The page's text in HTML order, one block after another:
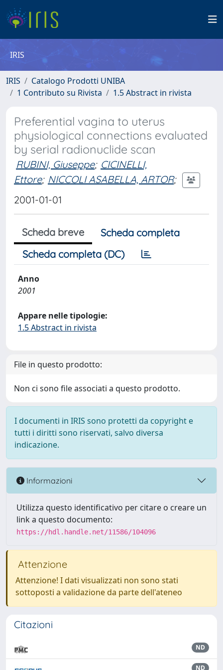
IRIS
IRIS
Catalogo Prodotti UNIBA
1 Contributo su Rivista
1.5 Abstract in rivista
Preferential vagina to uterus
physiological connections evaluated
by serial radionuclide scan
RUBINI, Giuseppe; CICINELLI,
Ettore; NICCOLI ASABELLA, ARTOR;
2001-01-01
Scheda breve
Scheda completa
Scheda completa (DC)
Anno
2001
Appare nelle tipologie:
1.5 Abstract in rivista
File in questo prodotto:
Non ci sono file associati a questo prodotto.
I documenti in IRIS sono protetti da copyright e
tutti i diritti sono riservati, salvo diversa
indicazione.
Informazioni
Utilizza questo identificativo per citare o creare un
link a questo documento:
https://hdl.handle.net/11586/104096
Attenzione
Attenzione! I dati visualizzati non sono stati
sottoposti a validazione da parte dell'ateneo
Citazioni
ND
ND